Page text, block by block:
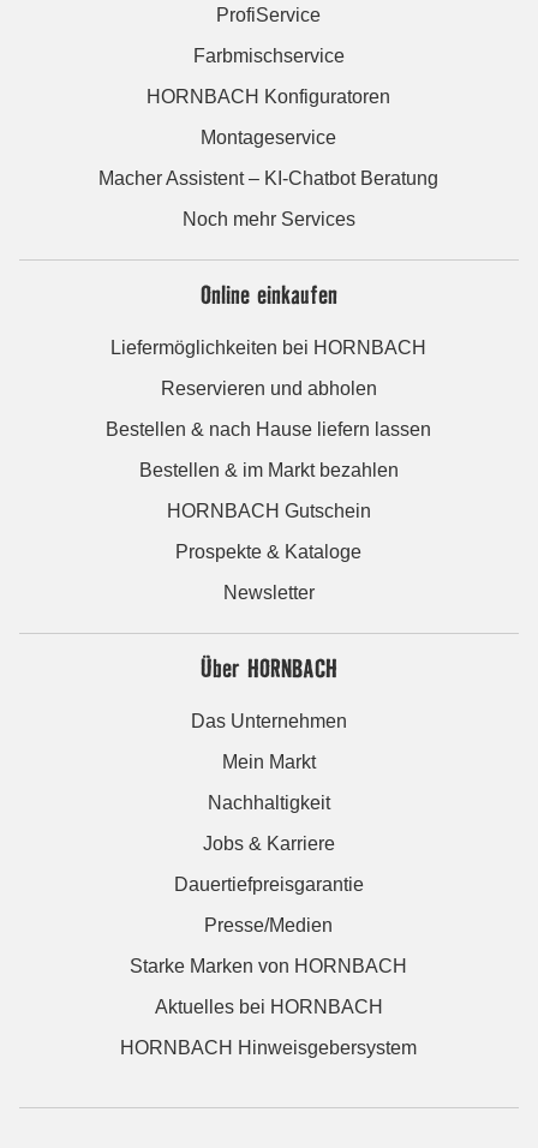
ProfiService
Farbmischservice
HORNBACH Konfiguratoren
Montageservice
Macher Assistent – KI-Chatbot Beratung
Noch mehr Services
Online einkaufen
Liefermöglichkeiten bei HORNBACH
Reservieren und abholen
Bestellen & nach Hause liefern lassen
Bestellen & im Markt bezahlen
HORNBACH Gutschein
Prospekte & Kataloge
Newsletter
Über HORNBACH
Das Unternehmen
Mein Markt
Nachhaltigkeit
Jobs & Karriere
Dauertiefpreisgarantie
Presse/Medien
Starke Marken von HORNBACH
Aktuelles bei HORNBACH
HORNBACH Hinweisgebersystem